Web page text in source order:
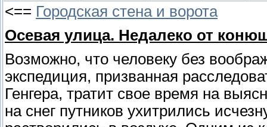
<== Городская стена и ворота
Осевая улица. Недалеко от
Возможно, что человеку без
экспедиция, призванная
Генгера, тратит свое время на
на снег путников ухитрились